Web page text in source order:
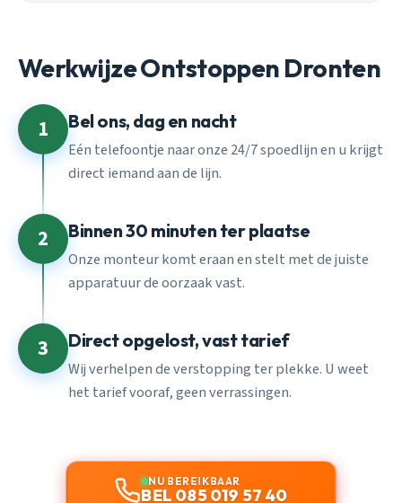
Werkwijze Ontstoppen Dronten
1 Bel ons, dag en nacht
Eén telefoontje naar onze 24/7 spoedlijn en u krijgt
direct iemand aan de lijn.
2 Binnen 30 minuten ter plaatse
Onze monteur komt eraan en stelt met de juiste
apparatuur de oorzaak vast.
3 Direct opgelost, vast tarief
Wij verhelpen de verstopping ter plekke. U weet
het tarief vooraf, geen verrassingen.
NU BEREIKBAAR
BEL 085 019 57 40